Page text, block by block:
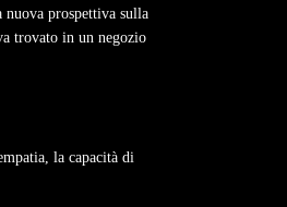
prospettiva sulla
trovato in un negozio
la capacità di